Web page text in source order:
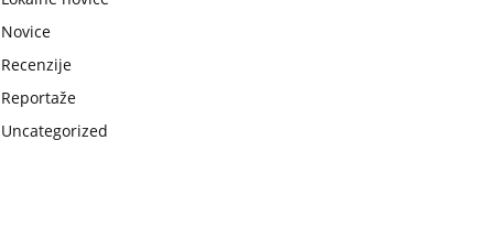
Novice
Recenzije
Reportaže
Uncategorized